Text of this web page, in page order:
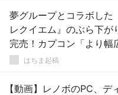
夢グループとコラボした
レクイエム』のぶら下が
完売！カプコン「より幅
しかった」
はちま起稿
【動画】レノボのPC、